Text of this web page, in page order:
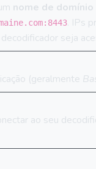
nome de
. IPs
seja
(geralmente
ao seu